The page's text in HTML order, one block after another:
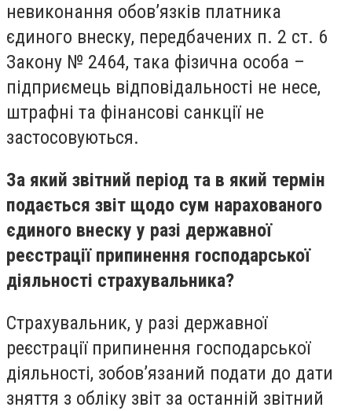
невиконання обов’язків платника
єдиного внеску, передбачених п. 2 ст. 6
Закону № 2464, така фізична особа –
підприємець відповідальності не несе,
штрафні та фінансові санкції не
застосовуються.
За який звітний період та в який термін
подається звіт щодо сум нарахованого
єдиного внеску у разі державної
реєстрації припинення господарської
діяльності страхувальника?
Страхувальник, у разі державної
реєстрації припинення господарської
діяльності, зобов’язаний подати до дати
зняття з обліку звіт за останній звітний